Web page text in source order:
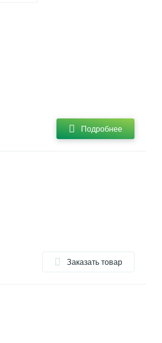
Подробнее
Заказать товар